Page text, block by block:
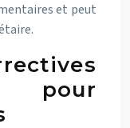
et peut
pour